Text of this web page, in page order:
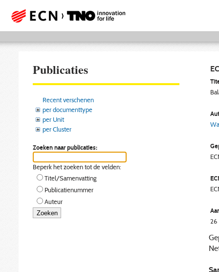
Publicaties
Recent verschenen
per documenttype
per Unit
per Cluster
Zoeken naar publicaties:
Beperk het zoeken tot de velden:
Titel/Samenvatting
Publicatienummer
Auteur
26